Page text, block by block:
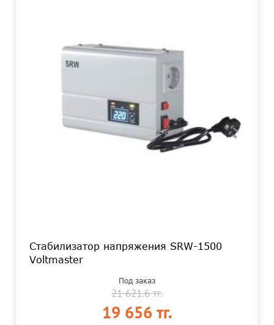
Стабилизатор напряжения SRW-1500
Voltmaster
Под заказ
21 621.6 тг.
19 656 тг.